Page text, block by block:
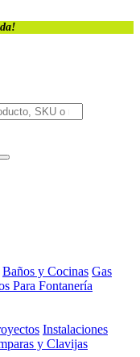
Baños y Cocinas Gas
Para Fontanería
Instalaciones
y Clavijas